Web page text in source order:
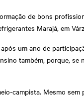
de bons
Marajá, em
um ano de
também, porque, se
campista. Mesmo sem